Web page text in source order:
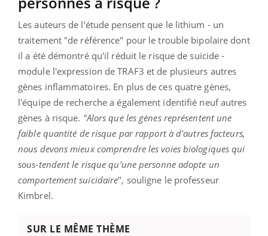
Les auteurs de l’étude pensent que le lithium - un
traitement "de référence" pour le trouble bipolaire dont
il a été démontré qu'il réduit le risque de suicide -
module l'expression de TRAF3 et de plusieurs autres
gènes inflammatoires. En plus de ces quatre gènes,
l'équipe de recherche a également identifié neuf autres
gènes à risque. "Alors que les gènes représentent une
faible quantité de risque par rapport à d'autres facteurs,
nous devons mieux comprendre les voies biologiques qui
sous-tendent le risque qu'une personne adopte un
comportement suicidaire", souligne le professeur
Kimbrel.
SUR LE MÊME THÈME